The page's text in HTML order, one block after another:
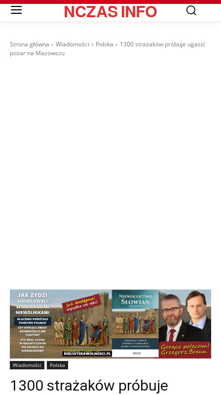
NCZASINFO
Strona główna Wiadomości Polska
1300 strażaków próbuje ugasić
pożar na Mazowszu
Wiadomości Polska
1300 strażaków próbuje